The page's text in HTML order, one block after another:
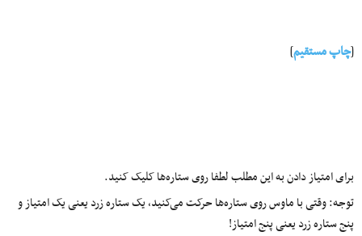
[چاپ مستقیم]
برای امتیاز دادن به این مطلب لطفا روی ستاره‌ها کلیک کنید.
توجه: وقتی با ماوس روی ستاره‌ها حرکت می‌کنید، یک ستاره زرد یعنی یک امتیاز و
پنج ستاره زرد یعنی پنج امتیاز!